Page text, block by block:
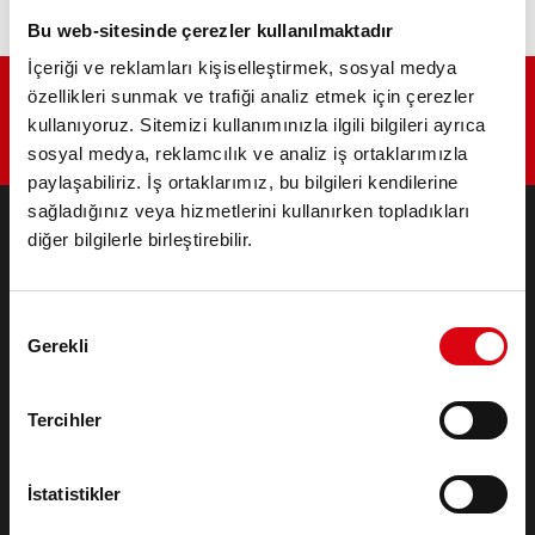
Bu web-sitesinde çerezler kullanılmaktadır
İçeriği ve reklamları kişiselleştirmek, sosyal medya
özellikleri sunmak ve trafiği analiz etmek için çerezler
kullanıyoruz. Sitemizi kullanımınızla ilgili bilgileri ayrıca
sosyal medya, reklamcılık ve analiz iş ortaklarımızla
paylaşabiliriz. İş ortaklarımız, bu bilgileri kendilerine
sağladığınız veya hizmetlerini kullanırken topladıkları
diğer bilgilerle birleştirebilir.
Seçimi
Gerekli
Tercihler
İstatistikler
Endüstriyel & Standby Aküleri
Uygulama alanları
Infoservice